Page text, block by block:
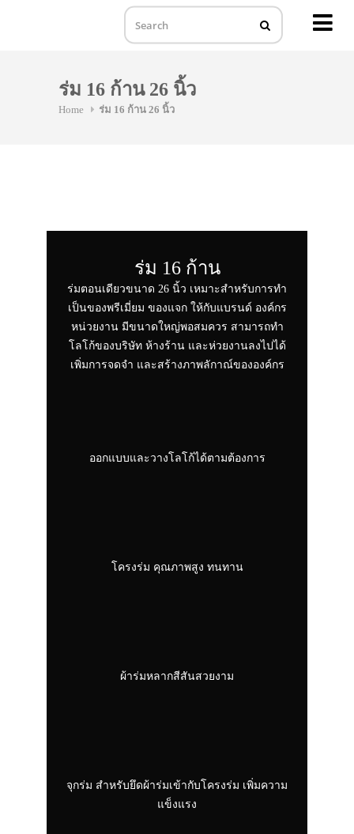
ร่ม 16 ก้าน 26 นิ้ว
Home ร่ม 16 ก้าน 26 นิ้ว
ร่ม 16 ก้าน
ร่มตอนเดียวขนาด 26 นิ้ว เหมาะสำหรับการทำ
เป็นของพรีเมี่ยม ของแจก ให้กับแบรนด์ องค์กร
หน่วยงาน มีขนาดใหญ่พอสมควร สามารถทำ
โลโก้ของบริษัท ห้างร้าน และห่วยงานลงไปได้
เพิ่มการจดจำ และสร้างภาพลักาณ์ขององค์กร
ออกแบบและวางโลโก้ได้ตามต้องการ
โครงร่ม คุณภาพสูง ทนทาน
ผ้าร่มหลากสีสันสวยงาม
จุกร่ม สำหรับยึดผ้าร่มเข้ากับโครงร่ม เพิ่มความ
แข็งแรง